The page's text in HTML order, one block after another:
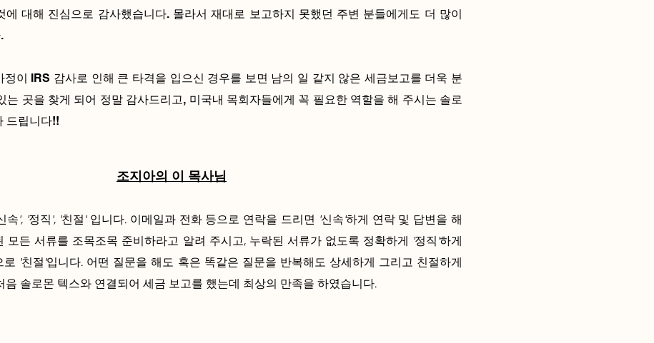
에 대해 진심으로 감사했습니다. 몰라서 재대로 보고하지 못했던 주변 분들에게도 더 많이
정이 IRS 감사로 인해 큰 타격을 입으신 경우를 보면 남의 일 같지 않은 세금보고를 더욱 분
는 곳을 찾게 되어 정말 감사드리고, 미국내 목회자들에게 꼭 필요한 역할을 해 주시는 솔로
드립니다!!
​조지아의 이 목사님
속', '정직', '친절' 입니다. 이메일과 전화 등으로 연락을 드리면 '신속'하게 연락 및 답변을 해
모든 서류를 조목조목 준비하라고 알려 주시고, 누락된 서류가 없도록 정확하게 '정직'하게
로 '친절'입니다. 어떤 질문을 해도 혹은 똑같은 질문을 반복해도 상세하게 그리고 친절하게
음 솔로몬 텍스와 연결되어 세금 보고를 했는데 최상의 만족을 하였습니다.